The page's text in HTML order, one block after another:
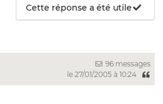
Cette réponse a été utile
96 messages
le 27/01/2005 à 10:24